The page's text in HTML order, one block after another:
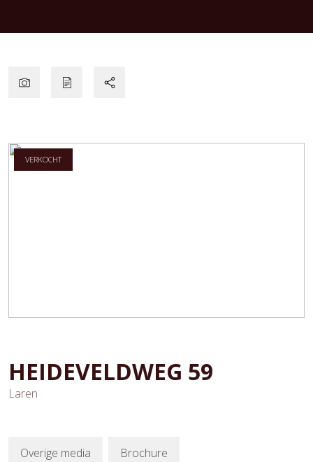
VERKOCHT
HEIDEVELDWEG 59
Laren
Overige media Brochure